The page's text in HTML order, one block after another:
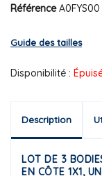
Référence A0FYS00
Guide des tailles
Disponibilité :
Description
LOT DE 3
EN CÔTE 1X1,